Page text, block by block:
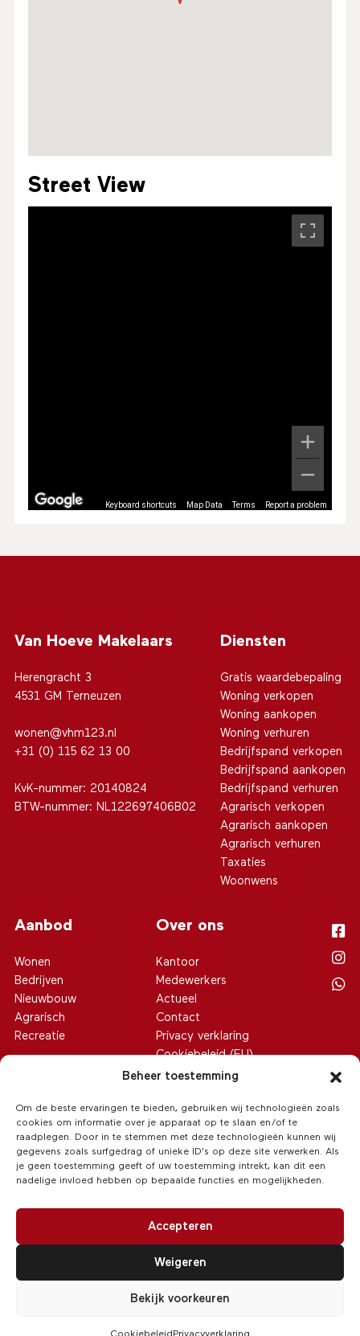
Beheer toestemming
Om de beste ervaringen te bieden, gebruiken wij technologieën zoals
cookies om informatie over je apparaat op te slaan en/of te
raadplegen. Door in te stemmen met deze technologieën kunnen wij
gegevens zoals surfgedrag of unieke ID's op deze site verwerken. Als
je geen toestemming geeft of uw toestemming intrekt, kan dit een
nadelige invloed hebben op bepaalde functies en mogelijkheden.
Accepteren
Weigeren
Bekijk voorkeuren
Street View
Keyboard shortcuts Map Data Terms Report a problem
Van Hoeve Makelaars
Herengracht 3
4531 GM Terneuzen
wonen@vhm123.nl
+31 (0) 115 62 13 00
KvK-nummer: 20140824
BTW-nummer: NL122697406B02
Diensten
Gratis waardebepaling
Woning verkopen
Woning aankopen
Woning verhuren
Bedrijfspand verkopen
Bedrijfspand aankopen
Bedrijfspand verhuren
Agrarisch verkopen
Agrarisch aankopen
Agrarisch verhuren
Taxaties
Woonwens
Aanbod
Wonen
Bedrijven
Nieuwbouw
Agrarisch
Recreatie
Over ons
Kantoor
Medewerkers
Actueel
Contact
Privacy verklaring
Cookiebeleid (EU)